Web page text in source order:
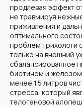
продлевая эффект
не травмируя
приживления и
оптимального
проблем трихологи
только на внешний
сбалансированное
биотином и
менее 1.5 литров
стресса, который
телогеновой
Услуги
Regenera Activa
Контакты
г. Москва, Электрозаводская,
Info@hair-back.ru
Пн-Пт: 9:00 - 20:00, Сб: 10:00